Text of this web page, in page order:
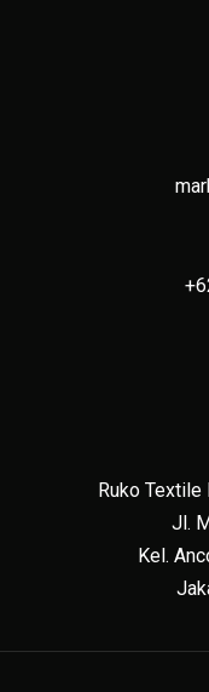
Ruko Textile
Jl.
Kel.